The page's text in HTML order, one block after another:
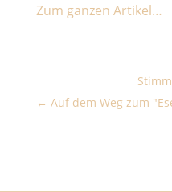
Zum ganzen Artikel…
Auf dem Weg zum